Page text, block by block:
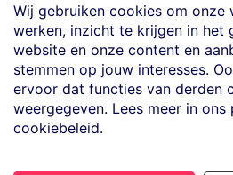
Wij gebruiken cookies om onze
werken, inzicht te krijgen in het
website en onze content en
stemmen op jouw interesses.
ervoor dat functies van derden
weergegeven. Lees meer in
cookiebeleid.